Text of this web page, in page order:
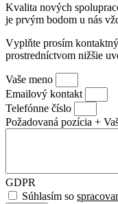
Kvalita nových
je prvým bodom u nás
Vyplňte prosím
prostredníctvom nižšie
Vaše meno
Emailový kontakt
Telefónne číslo
Požadovaná pozícia +
GDPR
Súhlasím so